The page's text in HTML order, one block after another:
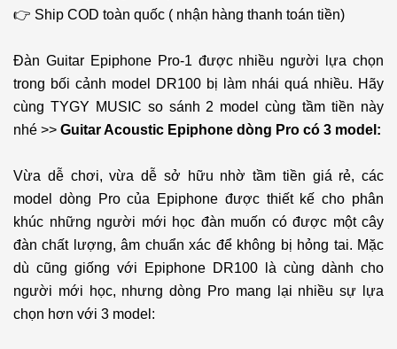
👉 Ship COD toàn quốc ( nhận hàng thanh toán tiền)
Đàn Guitar Epiphone Pro-1 được nhiều người lựa chọn
trong bối cảnh model DR100 bị làm nhái quá nhiều. Hãy
cùng TYGY MUSIC so sánh 2 model cùng tầm tiền này
nhé >> Guitar Acoustic Epiphone dòng Pro có 3 model:
Vừa dễ chơi, vừa dễ sở hữu nhờ tầm tiền giá rẻ, các
model dòng Pro của Epiphone được thiết kế cho phân
khúc những người mới học đàn muốn có được một cây
đàn chất lượng, âm chuẩn xác để không bị hỏng tai. Mặc
dù cũng giống với Epiphone DR100 là cùng dành cho
người mới học, nhưng dòng Pro mang lại nhiều sự lựa
chọn hơn với 3 model: